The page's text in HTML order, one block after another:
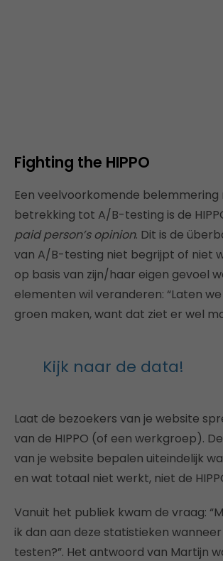
Fighting the HIPPO
Een veelvoorkomende belemmering
betrekking tot A/B-testing is de
paid person’s opinion. Dit is de
van A/B-testing niet begrijpt of niet
op basis van zijn/haar eigen gevoel
elementen wil veranderen: “Laten
groen maken, want dat ziet er wel
Kijk naar de data!
Laat de bezoekers van je website
van de HIPPO (of een werkgroep).
van je website bepalen uiteindelijk
en wat totaal niet werkt, niet de
Vanuit het publiek kwam de vraag:
ik dan aan deze statistieken
testen?”. Het antwoord van Martijn